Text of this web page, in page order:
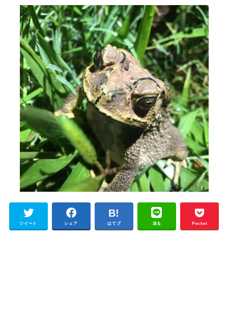
ツイート シェア はてブ 送る Pocket